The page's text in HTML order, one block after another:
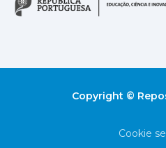
Copyright ©
Cookie